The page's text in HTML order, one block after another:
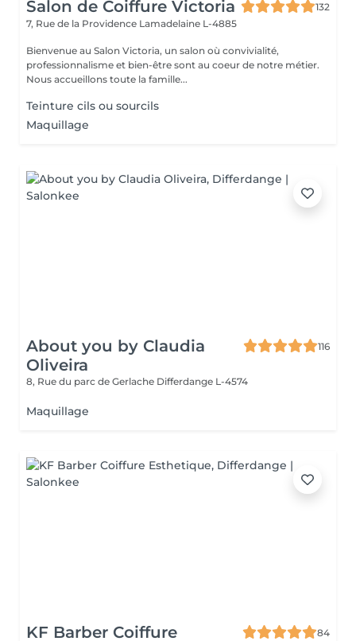
Salon de Coiffure Victoria
132
7, Rue de la Providence Lamadelaine L-4885
Bienvenue au Salon Victoria, un salon où convivialité,
professionnalisme et bien-être sont au coeur de notre métier.
Nous accueillons toute la famille...
Teinture cils ou sourcils
Maquillage
About you by Claudia
Oliveira
116
8, Rue du parc de Gerlache Differdange L-4574
Maquillage
KF Barber Coiffure
84